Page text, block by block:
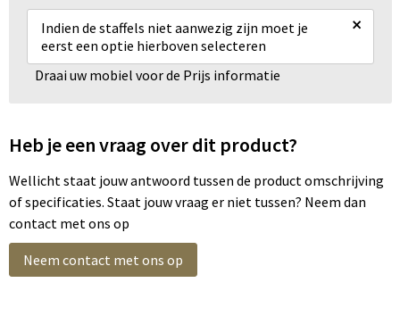
Indien de staffels niet aanwezig zijn moet je
eerst een optie hierboven selecteren
×
Draai uw mobiel voor de Prijs informatie
Heb je een vraag over dit product?
Wellicht staat jouw antwoord tussen de product omschrijving
of specificaties. Staat jouw vraag er niet tussen? Neem dan
contact met ons op
Neem contact met ons op